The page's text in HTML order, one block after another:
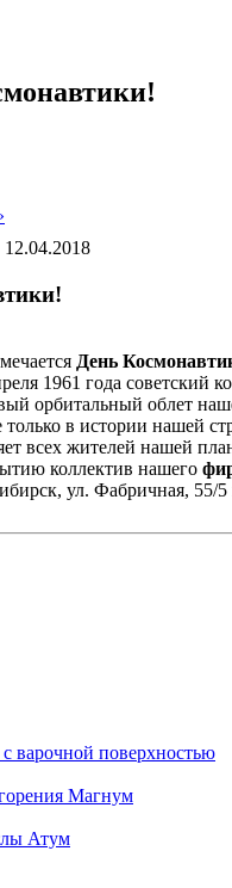
поверхностью
Магнум
Атум
12.04.2018
День
1961 года советский
орбитальный облет
в истории нашей
всех жителей нашей
коллектив нашего
ул. Фабричная, 55/5